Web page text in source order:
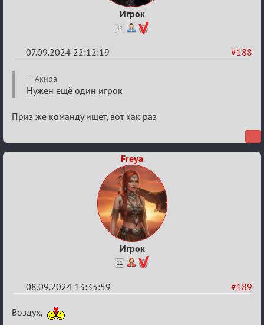
Игрок
11
#188
07.09.2024 22:12:19
Re:
Waiting
Акира
Нужен ещё один игрок
Приз же команду ищет, вот как раз
Freya
Игрок
11
#189
08.09.2024 13:35:59
Re:
Воздух,